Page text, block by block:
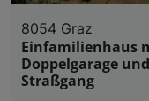
8054 Graz
Einfamilienhaus
Doppelgarage
Straßgang